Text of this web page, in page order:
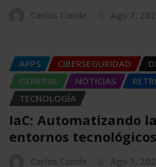
Carlos Conde Ago 7,
APPS CIBERSEGURIDAD
GENERAL
NOTICIAS
TECNOLOGÍA
IaC: Automatizando
entornos tecnológicos
Carlos Conde Ago 7,